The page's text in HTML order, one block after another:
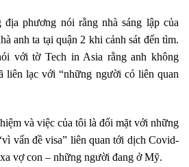
phương nói rằng nhà sáng lập của
anh ta tại quận 2 khi cảnh sát đến tìm.
với tờ Tech in Asia rằng anh không
liên lạc với “những người có liên quan
và việc của tôi là đối mặt với những
vấn đề visa” liên quan tới dịch Covid-
vợ con – những người đang ở Mỹ.